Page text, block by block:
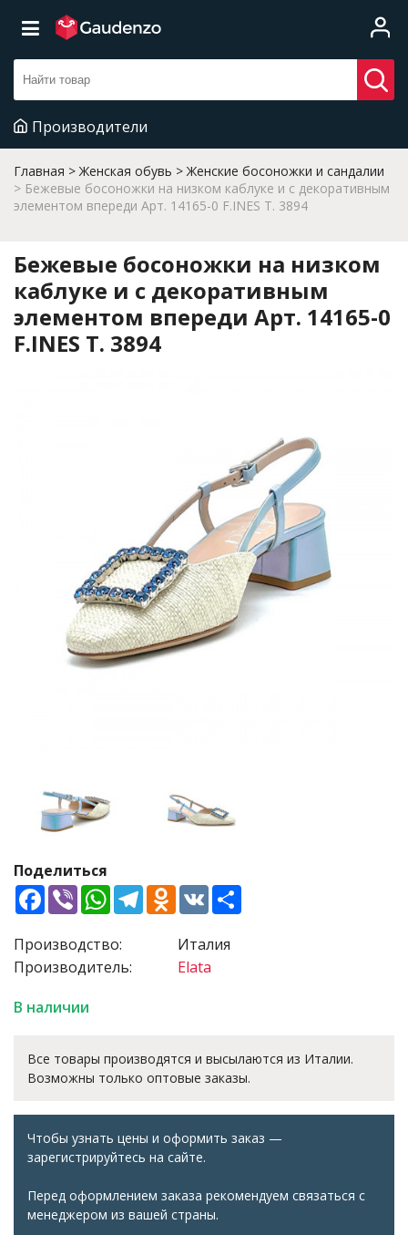
Производители
Главная Женская обувь
Женские босоножки и сандалии
Бежевые босоножки на низком каблуке и с декоративным
элементом впереди Арт. 14165-0 F.INES T. 3894
Бежевые босоножки на низком
каблуке и с декоративным
элементом впереди Арт. 14165-0
F.INES T. 3894
Поделиться
Facebook
ViberWhatsApp
TelegramOdnoklassniki
VK
Производство:
Производитель:
Италия
Elata
В наличии
Все товары производятся и высылаются из Италии.
Возможны только оптовые заказы.
Чтобы узнать цены и оформить заказ —
зарегистрируйтесь на сайте.
Перед оформлением заказа рекомендуем связаться с
менеджером из вашей страны.